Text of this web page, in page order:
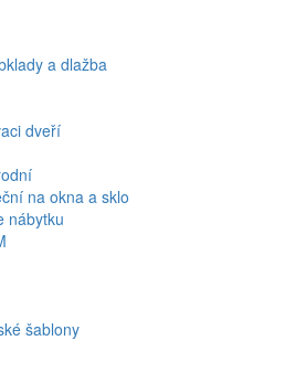
a dlažba
dveří
na okna a sklo
nábytku
šablony